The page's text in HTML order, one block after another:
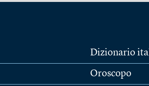
Dizionario
Oroscopo